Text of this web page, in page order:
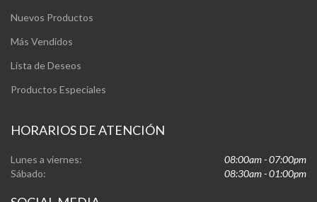
Nuevos Productos
Más Vendidos
Lista de Deseos
Productos Especiales
HORARIOS DE ATENCIÓN
Lunes a viernes:
08:00am - 07:00pm
Sábado:
08:30am - 01:00pm